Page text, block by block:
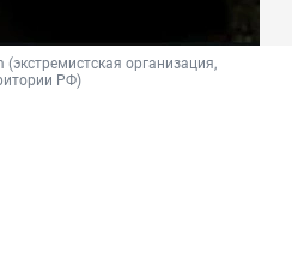
организация,
РФ)